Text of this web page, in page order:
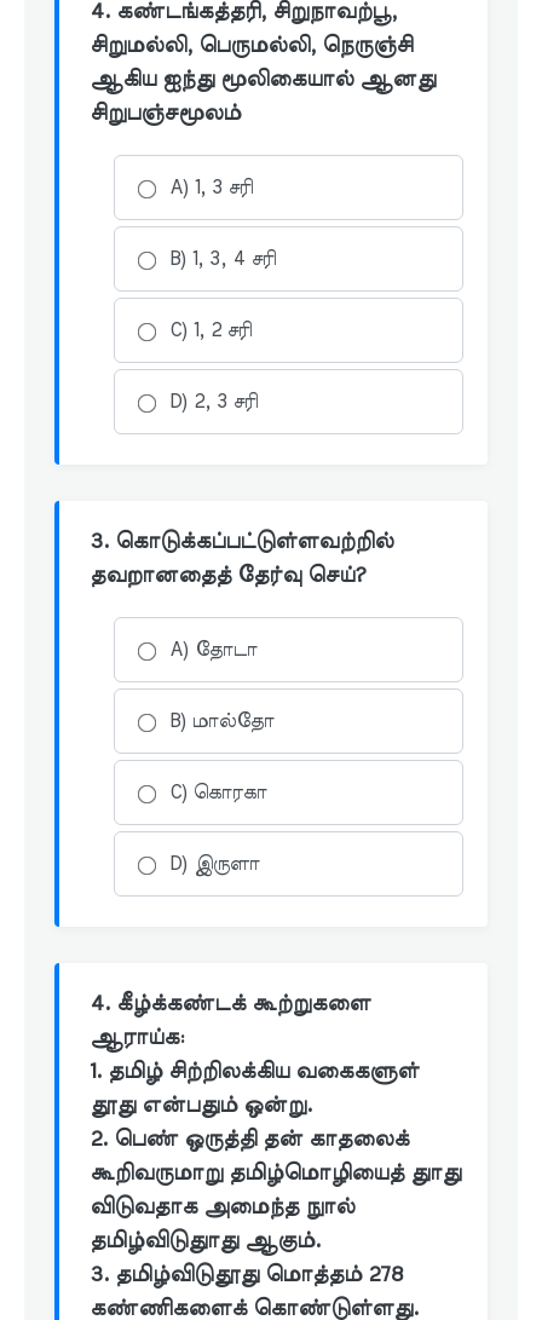
4. கண்டங்கத்தரி, சிறுநாவற்பூ,
சிறுமல்லி, பெருமல்லி, நெருஞ்சி
ஆகிய ஐந்து மூலிகையால் ஆனது
சிறுபஞ்சமூலம்
A) 1, 3 சரி
B) 1, 3, 4 சரி
C) 1, 2 சரி
D) 2, 3 சரி
3. கொடுக்கப்பட்டுள்ளவற்றில்
தவறானதைத் தேர்வு செய்?
A) தோடா
B) மால்தோ
C) கொரகா
D) இருளா
4. கீழ்க்கண்டக் கூற்றுகளை
ஆராய்க:
1. தமிழ் சிற்றிலக்கிய வகைகளுள்
தூது என்பதும் ஒன்று.
2. பெண் ஒருத்தி தன் காதலைக்
கூறிவருமாறு தமிழ்மொழியைத் துாது
விடுவதாக அமைந்த நுால்
தமிழ்விடுதுாது ஆகும்.
3. தமிழ்விடுதூது மொத்தம் 278
கண்ணிகளைக் கொண்டுள்ளது.